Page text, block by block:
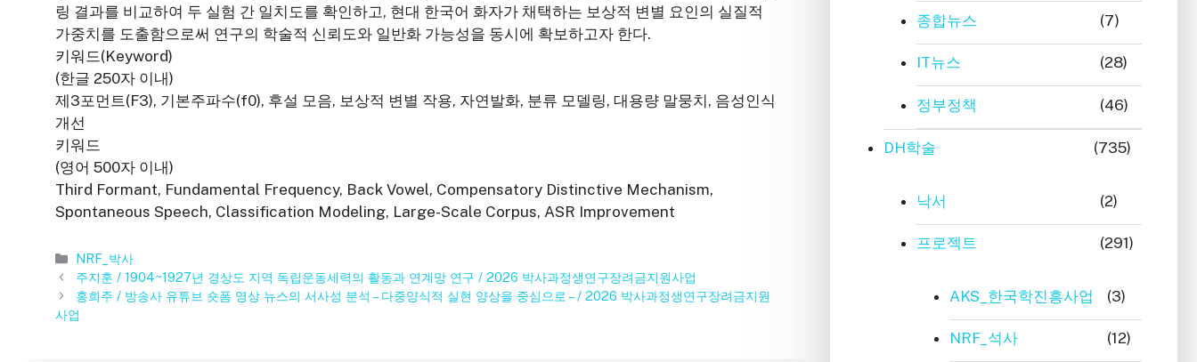
링 결과를 비교하여 두 실험 간 일치도를 확인하고, 현대 한국어 화자가 채택하는 보상적 변별 요인의 실질적
가중치를 도출함으로써 연구의 학술적 신뢰도와 일반화 가능성을 동시에 확보하고자 한다.
키워드(Keyword)
(한글 250자 이내)
제3포먼트(F3), 기본주파수(f0), 후설 모음, 보상적 변별 작용, 자연발화, 분류 모델링, 대용량 말뭉치, 음성인식
개선
키워드
(영어 500자 이내)
Third Formant, Fundamental Frequency, Back Vowel, Compensatory Distinctive Mechanism,
Spontaneous Speech, Classification Modeling, Large-Scale Corpus, ASR Improvement
카
테
고
리
NRF_박사
주지훈 / 1904~1927년 경상도 지역 독립운동세력의 활동과 연계망 연구 / 2026 박사과정생연구장려금지원사업
홍희주 / 방송사 유튜브 숏폼 영상 뉴스의 서사성 분석 – 다중양식적 실현 양상을 중심으로 – / 2026 박사과정생연구장려금지원
사업
종합뉴스 (7)
IT뉴스 (28)
정부정책 (46)
DH학술 (735)
낙서 (2)
프로젝트 (291)
AKS_한국학진흥사업 (3)
NRF_석사 (12)